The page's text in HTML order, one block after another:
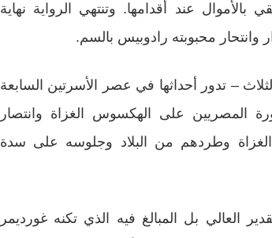
بالأموال عند أقدامها. وتنتهي الرواية نهاية
محبوبته رادوبيس بالسم.
– تدور أحداثها في عصر الأسرتين السابعة
المصريين على الهكسوس الغزاة وانتصار
وطردهم من البلاد وجلوسه على سدة
العالي بل المبالغ فيه الذي تكنه غورديمر